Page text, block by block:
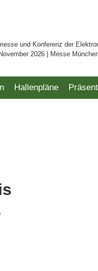
und Konferenz der
2026 | Messe
Hallenpläne